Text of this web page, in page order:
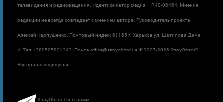
телевидения и радиовещания. Идентификатор медиа – R40-06464. Мнение
редакции не всегда совпадает с мнением автора. Руководитель проекта
Алексей Карпушенко. Почтовый индекс 61165 г. Харьков ул. Шатилова Дача
4. Тел.+380505801342. Почта office@stroyobzor.ua © 2007-2026 StroyObzor™.
Все права защищены.
StroyObzor Телеграмм